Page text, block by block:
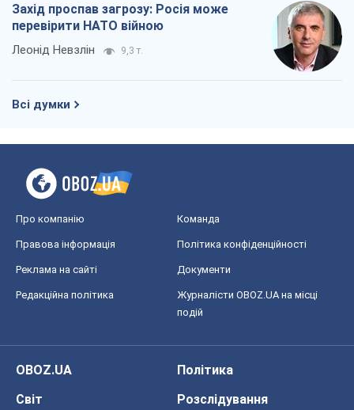
Захід проспав загрозу: Росія може
перевірити НАТО війною
Леонід Невзлін 9,3 т.
Всі думки
Про компанію Команда
Правова інформація Політика конфіденційності
Реклама на сайті Документи
Редакційна політика
Журналісти OBOZ.UA на місці
подій
OBOZ.UA
Політика
Світ
Розслідування